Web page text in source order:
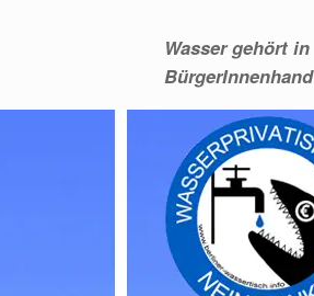
Wasser gehört in
BürgerInnenhand